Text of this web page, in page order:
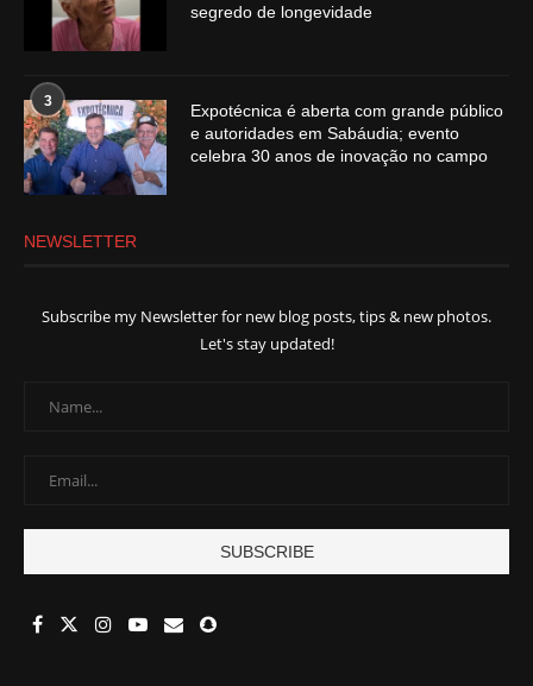
segredo de longevidade
3
Expotécnica é aberta com grande público
e autoridades em Sabáudia; evento
celebra 30 anos de inovação no campo
NEWSLETTER
Subscribe my Newsletter for new blog posts, tips & new photos.
Let's stay updated!